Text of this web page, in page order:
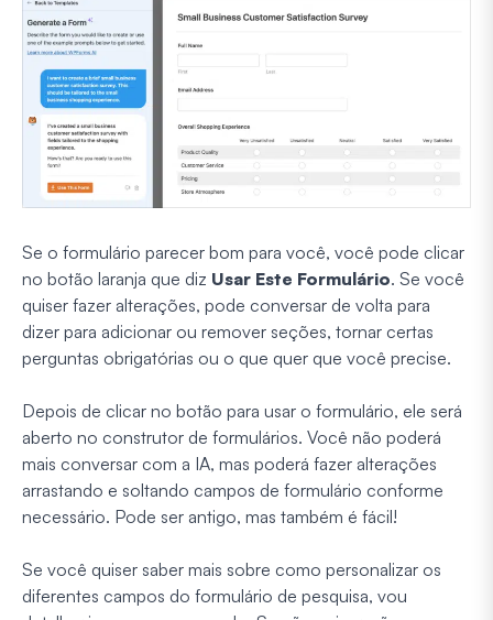
Se o formulário parecer bom para você, você pode clicar
no botão laranja que diz Usar Este Formulário. Se você
quiser fazer alterações, pode conversar de volta para
dizer para adicionar ou remover seções, tornar certas
perguntas obrigatórias ou o que quer que você precise.
Depois de clicar no botão para usar o formulário, ele será
aberto no construtor de formulários. Você não poderá
mais conversar com a IA, mas poderá fazer alterações
arrastando e soltando campos de formulário conforme
necessário. Pode ser antigo, mas também é fácil!
Se você quiser saber mais sobre como personalizar os
diferentes campos do formulário de pesquisa, vou